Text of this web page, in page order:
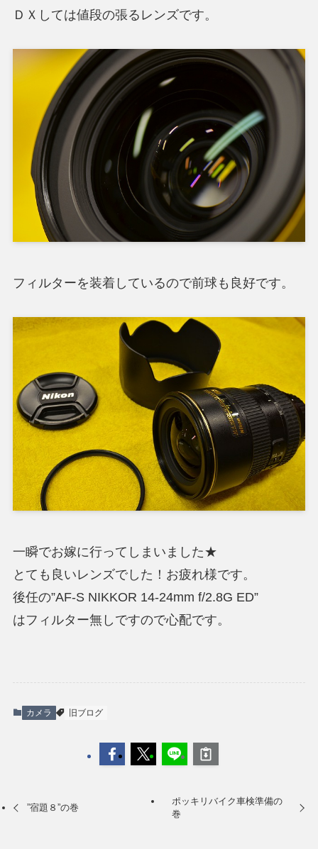
ＤＸしては値段の張るレンズです。
フィルターを装着しているので前球も良好です。
一瞬でお嫁に行ってしまいました★
とても良いレンズでした！お疲れ様です。
後任の”AF-S NIKKOR 14-24mm f/2.8G ED”
はフィルター無しですので心配です。
カメラ 旧ブログ
”宿題８”の巻
ポッキリバイク車検準備の
巻